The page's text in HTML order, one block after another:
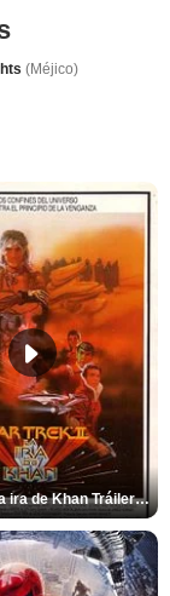
(Méjico)
Star Trek II: la ira de Khan Tráiler VO